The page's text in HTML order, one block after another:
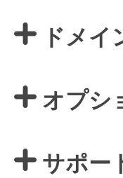
ドメ
オプシ
サポー